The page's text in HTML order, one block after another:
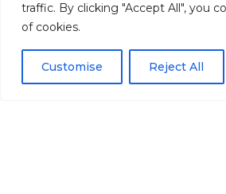
traffic. By clicking "Accept All", you
of cookies.
Customise Reject All